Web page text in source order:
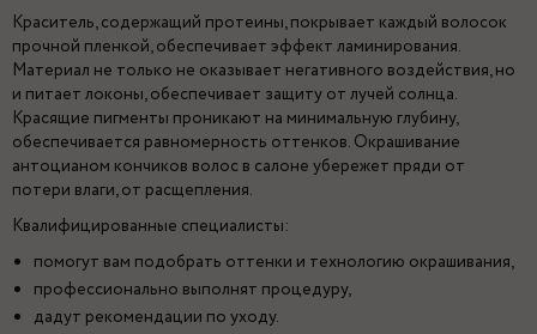
Краситель, содержащий протеины, покрывает каждый волосок
прочной пленкой, обеспечивает эффект ламинирования.
Материал не только не оказывает негативного воздействия, но
и питает локоны, обеспечивает защиту от лучей солнца.
Красящие пигменты проникают на минимальную глубину,
обеспечивается равномерность оттенков. Окрашивание
антоцианом кончиков волос в салоне убережет пряди от
потери влаги, от расщепления.
Квалифицированные специалисты:
помогут вам подобрать оттенки и технологию окрашивания,
профессионально выполнят процедуру,
дадут рекомендации по уходу.